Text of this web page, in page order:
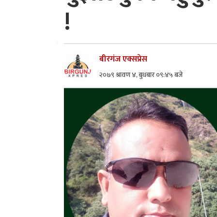
!
बीरगंज एक्सप्रेस
२०७९ श्रावण ४, बुधबार ०९:४५ बजे